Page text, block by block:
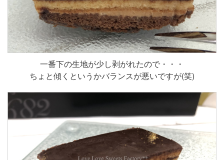
一番下の生地が少し剥がれたので・・・
ちょと傾くというかバランスが悪いですが(笑)